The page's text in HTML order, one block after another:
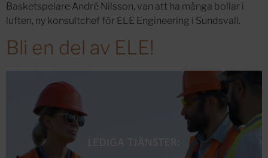
Basketspelare André Nilsson, van att ha många bollar i
luften, ny konsultchef för ELE Engineering i Sundsvall.
Bli en del av ELE!